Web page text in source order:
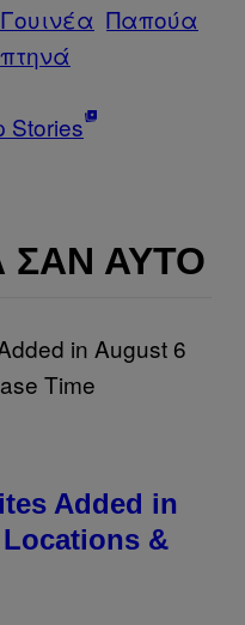
Παπούα
πτηνά
Stories
ΣΑΝ ΑΥΤΌ
Added in
&